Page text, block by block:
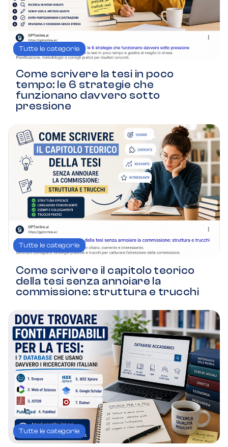
Tutte le categorie
Come scrivere la tesi in poco
tempo: le 6 strategie che
funzionano davvero sotto
pressione
Tutte le categorie
Come scrivere il capitolo teorico
della tesi senza annoiare la
commissione: struttura e trucchi
Tutte le categorie